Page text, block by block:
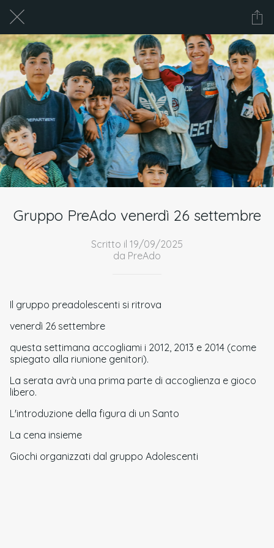
Gruppo PreAdo venerdì 26 settembre
Scritto il 19/09/2025
da PreAdo
Il gruppo preadolescenti si ritrova
venerdì 26 settembre
questa settimana accogliami i 2012, 2013 e 2014 (come
spiegato alla riunione genitori).
La serata avrà una prima parte di accoglienza e gioco
libero.
L'introduzione della figura di un Santo
La cena insieme
Giochi organizzati dal gruppo Adolescenti